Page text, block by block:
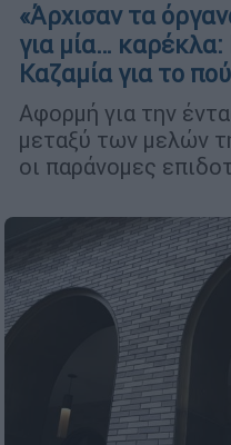
«Άρχισαν τα
για μία…
Καζαμία για το
Αφορμή για την
μεταξύ των μελών
οι παράνομες